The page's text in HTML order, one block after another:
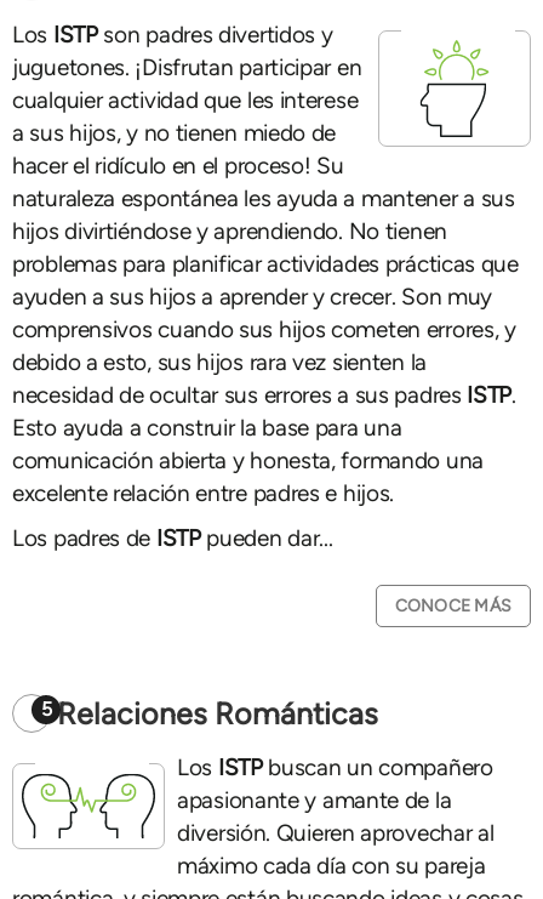
Los ISTPson padres divertidos y
juguetones. ¡Disfrutan participar en
cualquier actividad que les interese
a sus hijos, y no tienen miedo de
hacer el ridículo en el proceso! Su
naturaleza espontánea les ayuda a mantener a sus
hijos divirtiéndose y aprendiendo. No tienen
problemas para planificar actividades prácticas que
ayuden a sus hijos a aprender y crecer. Son muy
comprensivos cuando sus hijos cometen errores, y
debido a esto, sus hijos rara vez sienten la
necesidad de ocultar sus errores a sus padres ISTP.
Esto ayuda a construir la base para una
comunicación abierta y honesta, formando una
excelente relación entre padres e hijos.
Los padres de ISTPpueden dar...
CONOCE MÁS
5 Relaciones Románticas
Los ISTPbuscan un compañero
apasionante y amante de la
diversión. Quieren aprovechar al
máximo cada día con su pareja